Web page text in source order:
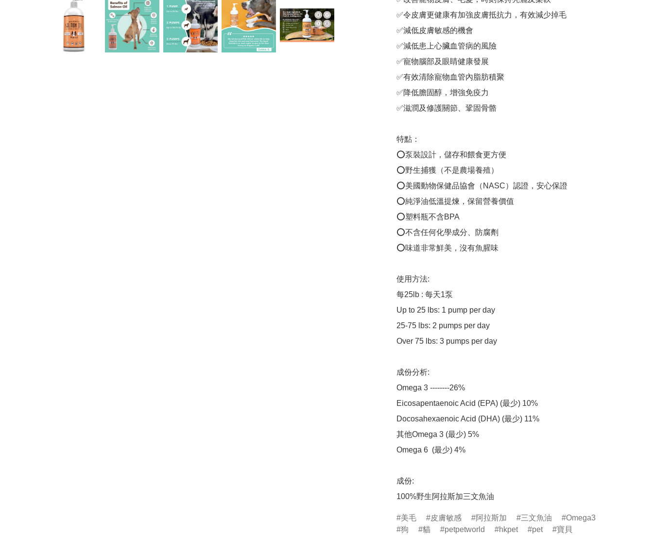
✅令皮膚更健康有加強皮膚抵抗力，有效減少掉毛
✅減低皮膚敏感的機會
✅減低患上心臟血管病的風險
✅寵物腦部及眼睛健康發展
✅有效清除寵物血管內脂肪積聚
✅降低膽固醇，增強免疫力
✅滋潤及修護關節、鞏固骨骼
特點：
⭕️泵裝設計，儲存和餵食更方便
⭕️野生捕獲（不是農場養殖）
⭕️美國動物保健品協會（NASC）認證，安心保證
⭕️純淨油低溫提煉，保留營養價值
⭕️塑料瓶不含BPA
⭕️不含任何化學成分、防腐劑
⭕️味道非常鮮美，沒有魚腥味
使用方法:
每25lb : 每天1泵
Up to 25 lbs: 1 pump per day
25-75 lbs: 2 pumps per day
Over 75 lbs: 3 pumps per day
成份分析:
Omega 3 --------26%
Eicosapentaenoic Acid (EPA) (最少) 10%
Docosahexaenoic Acid (DHA) (最少) 11%
其他Omega 3 (最少) 5%
Omega 6  (最少) 4%
成份:
100%野生阿拉斯加三文魚油
美毛 皮膚敏感 阿拉斯加 三文魚油
Omega3
狗
貓 petpetworld hkpet pet
寶貝